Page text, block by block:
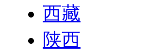
西藏
陕西